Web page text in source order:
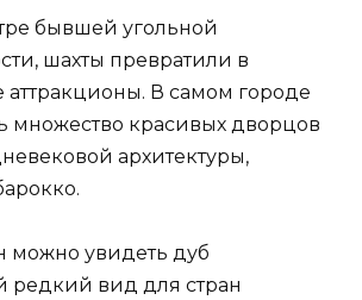
бывшей угольной
шахты превратили в
аттракционы. В самом городе
множество красивых дворцов
архитектуры,
можно увидеть дуб
редкий вид для стран